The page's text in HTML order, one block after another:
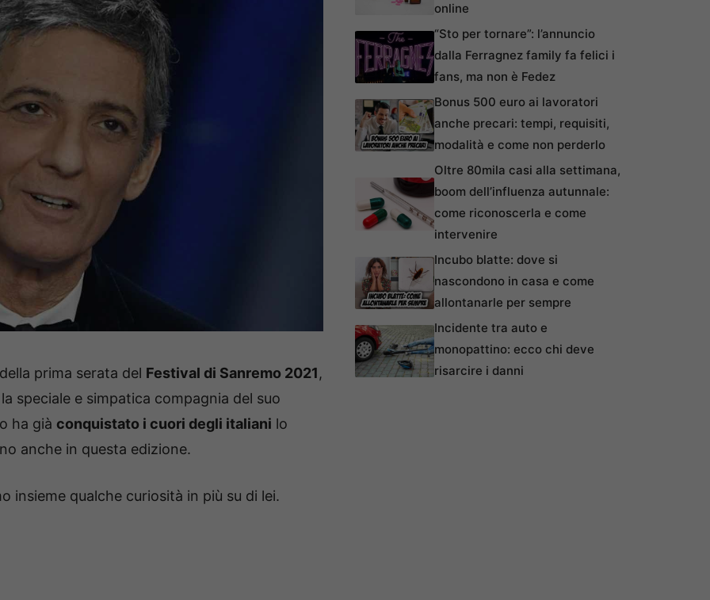
prima serata del Festival di Sanremo 2021,
speciale e simpatica compagnia del suo
ha già conquistato i cuori degli italiani lo
anche in questa edizione.
insieme qualche curiosità in più su di lei.
online
“Sto per tornare”: l’annuncio
dalla Ferragnez family fa felici i
fans, ma non è Fedez
Bonus 500 euro ai lavoratori
anche precari: tempi, requisiti,
modalità e come non perderlo
Oltre 80mila casi alla settimana,
boom dell’influenza autunnale:
come riconoscerla e come
intervenire
Incubo blatte: dove si
nascondono in casa e come
allontanarle per sempre
Incidente tra auto e
monopattino: ecco chi deve
risarcire i danni